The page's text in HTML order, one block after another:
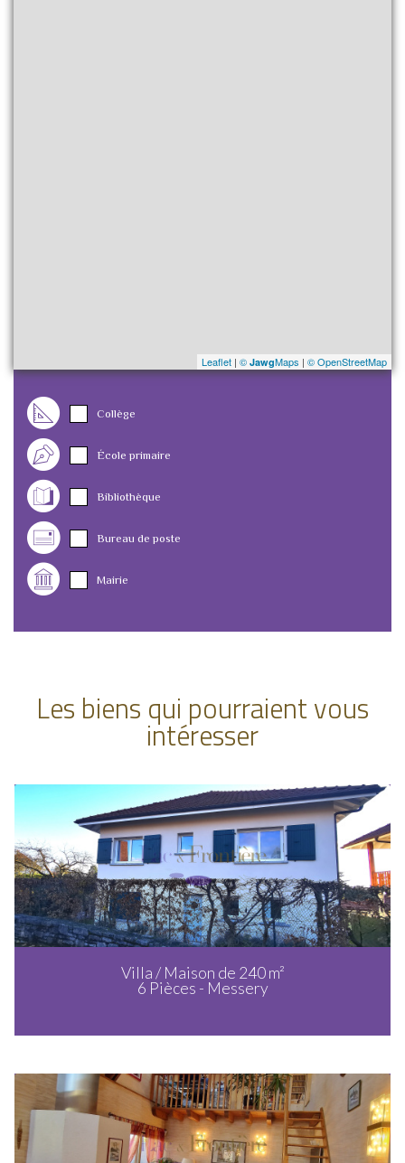
Leaflet | © JawgMaps | © OpenStreetMap
Collège
École primaire
Bibliothèque
Bureau de poste
Mairie
Les biens qui pourraient vous
intéresser
Villa / Maison de 240 m²
6 Pièces - Messery